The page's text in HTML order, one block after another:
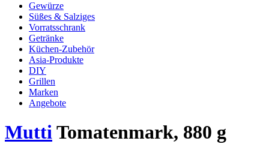
Gewürze
Süßes & Salziges
Vorratsschrank
Getränke
Küchen-Zubehör
Asia-Produkte
DIY
Grillen
Marken
Angebote
MuttiTomatenmark, 880 g